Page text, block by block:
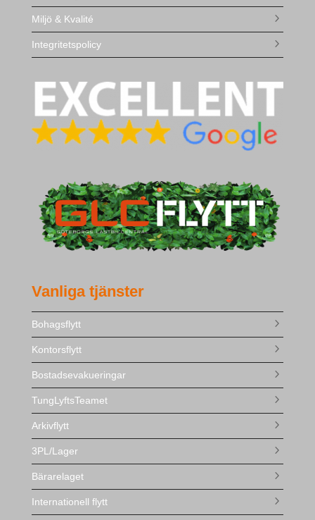
Miljö & Kvalité
Integritetspolicy
Vanliga tjänster
Bohagsflytt
Kontorsflytt
Bostadsevakueringar
TungLyftsTeamet
Arkivflytt
3PL/Lager
Bärarelaget
Internationell flytt